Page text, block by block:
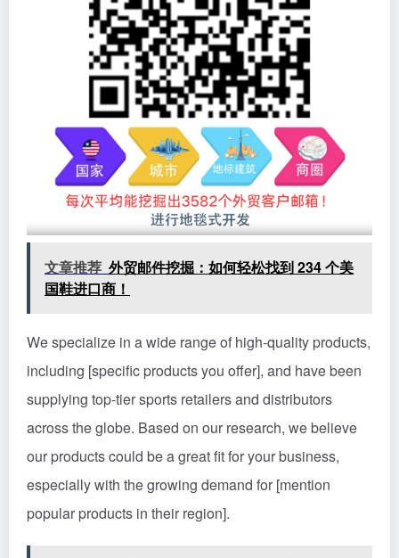
文章推荐 外贸邮件挖掘：如何轻松找到 234 个美
国鞋进口商！
We specialize in a wide range of high-quality products,
including [specific products you offer], and have been
supplying top-tier sports retailers and distributors
across the globe. Based on our research, we believe
our products could be a great fit for your business,
especially with the growing demand for [mention
popular products in their region].